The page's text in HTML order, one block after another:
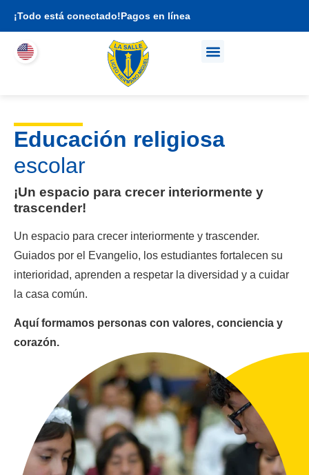
¡Todo está conectado!Pagos en línea
Educación religiosa
escolar
¡Un espacio para crecer interiormente y
trascender!
Un espacio para crecer interiormente y trascender.
Guiados por el Evangelio, los estudiantes fortalecen su
interioridad, aprenden a respetar la diversidad y a cuidar
la casa común.
Aquí formamos personas con valores, conciencia y
corazón.